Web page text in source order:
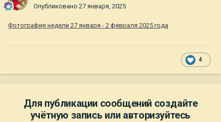
Опубликовано 27 января, 2025
Фотография недели 27 января - 2 февраля 2025 года
4
Для публикации сообщений создайте
учётную запись или авторизуйтесь